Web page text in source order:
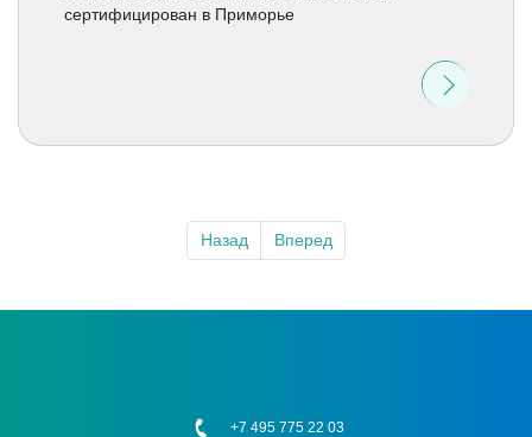
сертифицирован в Приморье
Назад Вперед
+7 495 775 22 03